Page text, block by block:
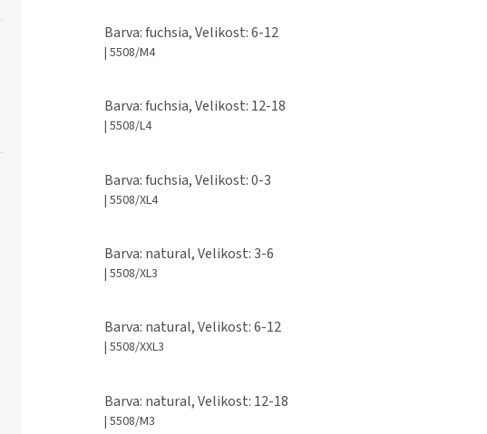
Barva: fuchsia, Velikost: 6-12
| 5508/M4
Barva: fuchsia, Velikost: 12-18
| 5508/L4
Barva: fuchsia, Velikost: 0-3
| 5508/XL4
Barva: natural, Velikost: 3-6
| 5508/XL3
Barva: natural, Velikost: 6-12
| 5508/XXL3
Barva: natural, Velikost: 12-18
| 5508/M3